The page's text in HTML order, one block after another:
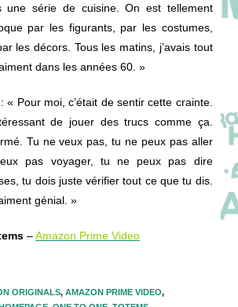
une série de cuisine. On est tellement
par les figurants, par les costumes,
les décors. Tous les matins, j’avais tout
dans les années 60. »
: « Pour moi, c’était de sentir cette crainte.
de jouer des trucs comme ça.
Tu ne veux pas, tu ne peux pas aller
pas voyager, tu ne peux pas dire
tu dois juste vérifier tout ce que tu dis.
génial. »
–Amazon Prime Video
ORIGINALS, AMAZON PRIME VIDEO,